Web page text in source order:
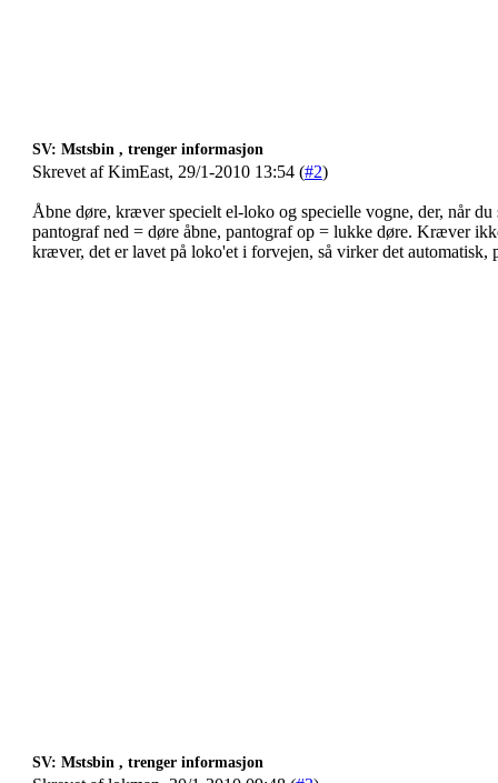
SV: Mstsbin , trenger informasjon
Skrevet af KimEast, 29/1-2010 13:54 (#2)
Åbne døre, kræver specielt el-loko og specielle vogne, der, når
pantograf ned = døre åbne, pantograf op = lukke døre. Kræver
kræver, det er lavet på loko'et i forvejen, så virker det automatisk,
SV: Mstsbin , trenger informasjon